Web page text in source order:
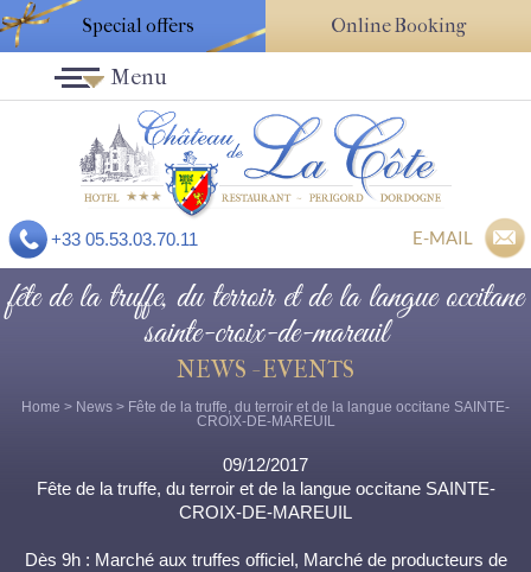
Special offers Online Booking
+33 05.53.03.70.11 E-MAIL
Menu
fête de la truffe, du terroir et de la langue occitane
sainte-croix-de-mareuil
NEWS - EVENTS
Home > News > Fête de la truffe, du terroir et de la langue occitane SAINTE-
CROIX-DE-MAREUIL
09/12/2017
Fête de la truffe, du terroir et de la langue occitane SAINTE-
CROIX-DE-MAREUIL
Dès 9h : Marché aux truffes officiel, Marché de producteurs de